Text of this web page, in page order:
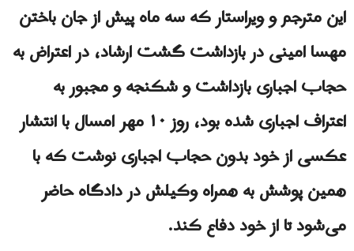
این مترجم و ویراستار که سه ماه پیش از جان‌ باختن
مهسا امینی در بازداشت گشت ارشاد، در اعتراض به
حجاب اجباری بازداشت و شکنجه و مجبور به
اعتراف اجباری شده بود، روز ۱۰ مهر امسال با انتشار
عکسی از خود بدون حجاب اجباری نوشت که با
همین پوشش به‌ همراه وکیلش در دادگاه حاضر
می‌شود تا از خود دفاع کند.